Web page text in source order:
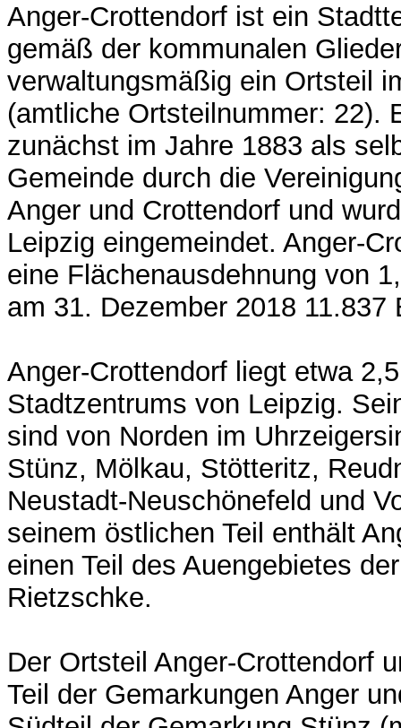
Anger-Crottendorf ist ein
gemäß der kommunalen
verwaltungsmäßig ein Ortsteil
(amtliche Ortsteilnummer: 22).
zunächst im Jahre 1883 als
Gemeinde durch die
Anger und Crottendorf und
Leipzig eingemeindet. Anger-
eine Flächenausdehnung von
am 31. Dezember 2018 11.837
Anger-Crottendorf liegt etwa
Stadtzentrums von Leipzig.
sind von Norden im
Stünz, Mölkau, Stötteritz,
Neustadt-Neuschönefeld und
seinem östlichen Teil enthält
einen Teil des Auengebietes
Rietzschke.
Der Ortsteil Anger-Crottendorf
Teil der Gemarkungen Anger